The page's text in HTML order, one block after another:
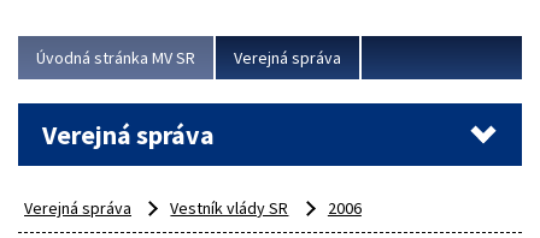
Úvodná stránka MV SR Verejná správa
Verejná správa
Verejná správa Vestník vlády SR 2006